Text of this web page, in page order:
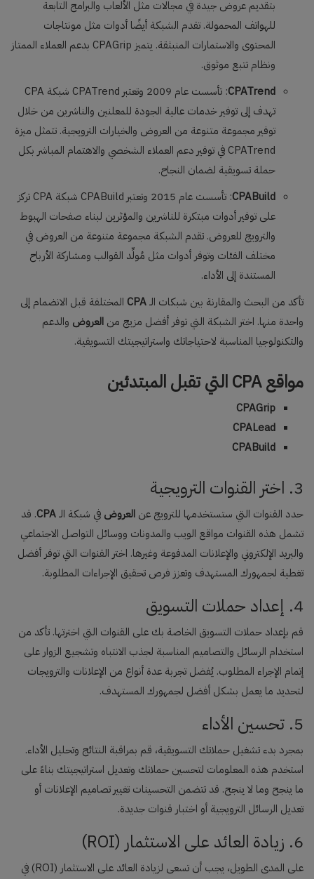
بتقديم عروض جيدة في مجالات مثل الألعاب والبرامج التابعة
للهواتف المحمولة. تقدم الشبكة أيضًا أدوات مثل مونتاجات
المحتوى والاستمارات المنبثقة. يتميز CPAGrip بدعم العملاء الممتاز
ونظام تتبع موثوق.
CPATrend
: تأسست عام 2009 وتعتبر CPATrend شبكة CPA
تهدف إلى توفير خدمات عالية الجودة للمعلنين والناشرين من خلال
توفير مجموعة متنوعة من العروض والخيارات الترويجية. تتمثل ميزة
CPATrend في توفير دعم العملاء الشخصي والاهتمام المباشر بكل
حملة تسويقية لضمان النجاح.
CPABuild
: تأسست عام 2015 وتعتبر CPABuild شبكة CPA تركز
على توفير أدوات مبتكرة للناشرين والمؤثرين لبناء صفحات الهبوط
والترويج للعروض. تقدم الشبكة مجموعة متنوعة من العروض في
مختلف الفئات وتوفر أدوات مثل مُولِّد القوالب ومشاركة الأرباح
المستندة إلى الأداء.
تأكد من البحث والمقارنة بين شبكات الـCPA المختلفة قبل الانضمام إلى
واحدة منها. اختر الشبكة التي توفر أفضل مزيج من العروض والدعم
والتكنولوجيا المناسبة لاحتياجاتك واستراتيجيتك التسويقية.
مواقع CPA التي تقبل المبتدئين
CPAGrip
CPALead
CPABuild
3. اختر القنوات الترويجية
حدد القنوات التي ستستخدمها للترويج عن العروض في شبكة الـCPA. قد
تشمل هذه القنوات مواقع الويب والمدونات ووسائل التواصل الاجتماعي
والبريد الإلكتروني والإعلانات المدفوعة وغيرها. اختر القنوات التي توفر أفضل
تغطية لجمهورك المستهدف وتعزز فرص تحقيق الإجراءات المطلوبة.
4. إعداد حملات التسويق
قم بإعداد حملات التسويق الخاصة بك على القنوات التي اخترتها. تأكد من
استخدام الرسائل والتصاميم المناسبة لجذب الانتباه وتشجيع الزوار على
إتمام الإجراء المطلوب. يُفضل تجربة عدة أنواع من الإعلانات والترويجات
لتحديد ما يعمل بشكل أفضل لجمهورك المستهدف.
5. تحسين الأداء
بمجرد بدء تشغيل حملاتك التسويقية، قم بمراقبة النتائج وتحليل الأداء.
استخدم هذه المعلومات لتحسين حملاتك وتعديل استراتيجيتك بناءً على
ما ينجح وما لا ينجح. قد تتضمن التحسينات تغيير تصاميم الإعلانات أو
تعديل الرسائل الترويجية أو اختبار قنوات جديدة.
6. زيادة العائد على الاستثمار (ROI)
على المدى الطويل، يجب أن تسعى لزيادة العائد على الاستثمار (ROI) في